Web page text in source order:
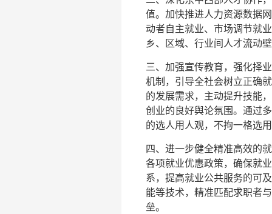
值。加快推进人力资源数据
动者自主就业、市场调节就
乡、区域、行业间人才流动
三、加强宣传教育，强化择
机制，引导全社会树立正确
的发展需求，主动提升技能
创业的良好舆论氛围。通过
的选人用人观，不拘一格选
四、进一步健全精准高效的
各项就业优惠政策，确保就
系，提高就业公共服务的可
能等技术，精准匹配求职者
垒。